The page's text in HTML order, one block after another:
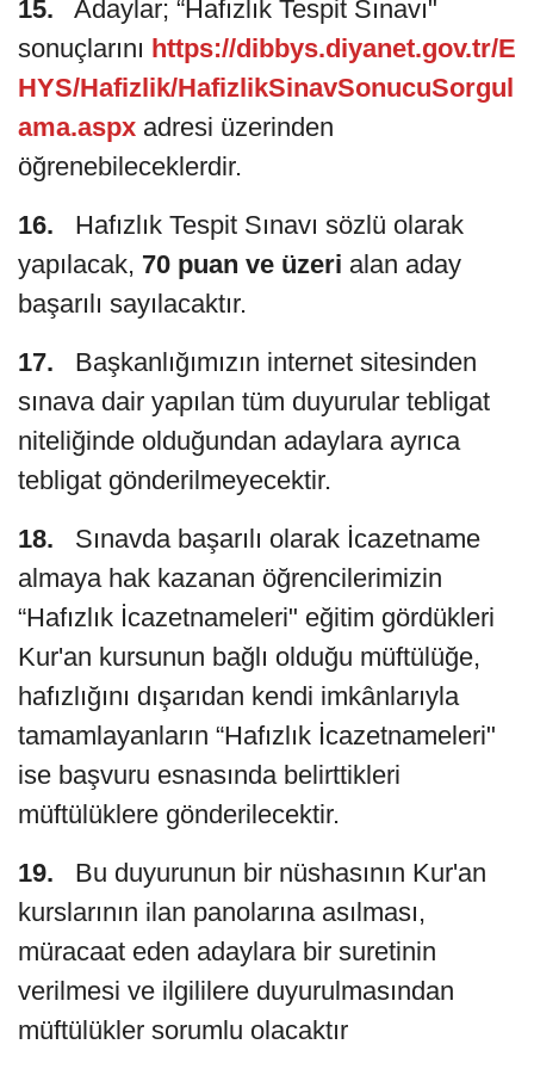
15. Adaylar; “Hafızlık Tespit Sınavı"
sonuçlarını https://dibbys.diyanet.gov.tr/E
HYS/Hafizlik/HafizlikSinavSonucuSorgul
ama.aspx adresi üzerinden
öğrenebileceklerdir.
16. Hafızlık Tespit Sınavı sözlü olarak
yapılacak, 70 puan ve üzeri alan aday
başarılı sayılacaktır.
17. Başkanlığımızın internet sitesinden
sınava dair yapılan tüm duyurular tebligat
niteliğinde olduğundan adaylara ayrıca
tebligat gönderilmeyecektir.
18. Sınavda başarılı olarak İcazetname
almaya hak kazanan öğrencilerimizin
“Hafızlık İcazetnameleri" eğitim gördükleri
Kur'an kursunun bağlı olduğu müftülüğe,
hafızlığını dışarıdan kendi imkânlarıyla
tamamlayanların “Hafızlık İcazetnameleri"
ise başvuru esnasında belirttikleri
müftülüklere gönderilecektir.
19. Bu duyurunun bir nüshasının Kur'an
kurslarının ilan panolarına asılması,
müracaat eden adaylara bir suretinin
verilmesi ve ilgililere duyurulmasından
müftülükler sorumlu olacaktır